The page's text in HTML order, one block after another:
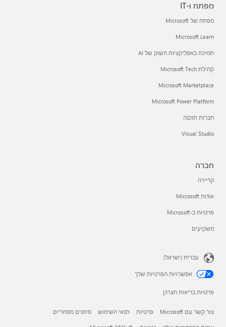
מפתח ו-IT
מפתח של Microsoft
Microsoft Learn
תמיכה באפליקציות השוק של AI
קהילת Microsoft Tech
Microsoft Marketplace
Microsoft Power Platform
חברות תוכנה
Visual Studio
חברה
קריירה
אודות Microsoft
פרטיות ב-Microsoft
משקיעים
עברית (ישראל)
אפשרויות הפרטיות שלך
פרטיות בריאות הצרכן
צור קשר עם Microsoft פרטיות תנאי השימוש סימנים מסחריים